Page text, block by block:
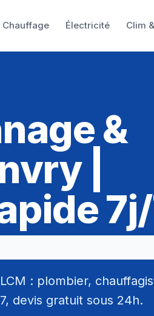
Chauffage Électricité Clim
&
|
: plombier,
devis gratuit sous 24h.